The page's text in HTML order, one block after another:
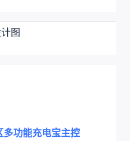
图
多功能充电宝主控